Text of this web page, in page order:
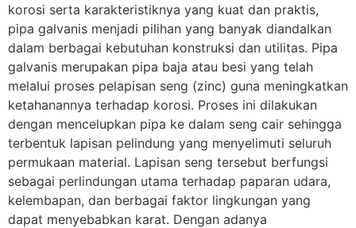
korosi serta karakteristiknya yang kuat dan praktis,
pipa galvanis menjadi pilihan yang banyak diandalkan
dalam berbagai kebutuhan konstruksi dan utilitas. Pipa
galvanis merupakan pipa baja atau besi yang telah
melalui proses pelapisan seng (zinc) guna meningkatkan
ketahanannya terhadap korosi. Proses ini dilakukan
dengan mencelupkan pipa ke dalam seng cair sehingga
terbentuk lapisan pelindung yang menyelimuti seluruh
permukaan material. Lapisan seng tersebut berfungsi
sebagai perlindungan utama terhadap paparan udara,
kelembapan, dan berbagai faktor lingkungan yang
dapat menyebabkan karat. Dengan adanya